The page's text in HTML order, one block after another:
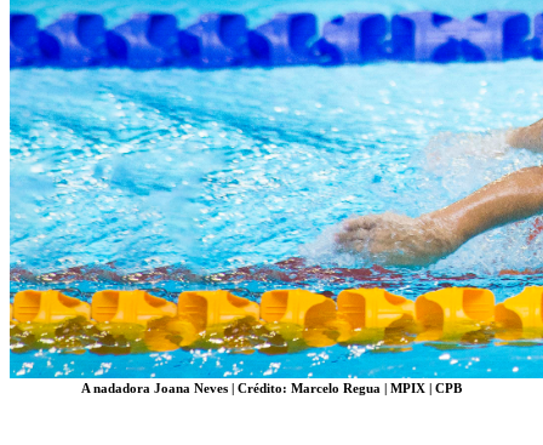
A nadadora Joana Neves | Crédito: Marcelo Regua | MPIX | CPB